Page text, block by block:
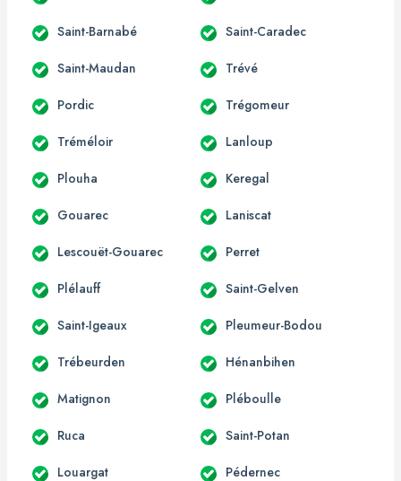
Saint-Barnabé Saint-Caradec
Saint-Maudan Trévé
Pordic Trégomeur
Tréméloir Lanloup
Plouha Keregal
Gouarec Laniscat
Lescouët-Gouarec Perret
Plélauff Saint-Gelven
Saint-Igeaux Pleumeur-Bodou
Trébeurden Hénanbihen
Matignon Pléboulle
Ruca Saint-Potan
Louargat Pédernec